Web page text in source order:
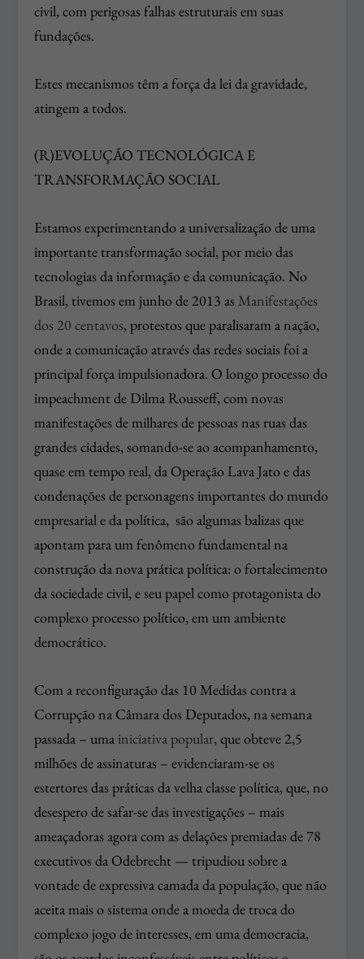
civil, com perigosas falhas estruturais em suas
fundações.
Estes mecanismos têm a força da lei da gravidade,
atingem a todos.
(R)EVOLUÇÃO TECNOLÓGICA E
TRANSFORMAÇÃO SOCIAL
Estamos experimentando a universalização de uma
importante transformação social, por meio das
tecnologias da informação e da comunicação. No
Brasil, tivemos em junho de 2013 as Manifestações
dos 20 centavos, protestos que paralisaram a nação,
onde a comunicação através das redes sociais foi a
principal força impulsionadora. O longo processo do
impeachment de Dilma Rousseff, com novas
manifestações de milhares de pessoas nas ruas das
grandes cidades, somando-se ao acompanhamento,
quase em tempo real, da Operação Lava Jato e das
condenações de personagens importantes do mundo
empresarial e da política, são algumas balizas que
apontam para um fenômeno fundamental na
construção da nova prática política: o fortalecimento
da sociedade civil, e seu papel como protagonista do
complexo processo político, em um ambiente
democrático.
Com a reconfiguração das 10 Medidas contra a
Corrupção na Câmara dos Deputados, na semana
passada – uma iniciativa popular, que obteve 2,5
milhões de assinaturas – evidenciaram-se os
estertores das práticas da velha classe política, que, no
desespero de safar-se das investigações – mais
ameaçadoras agora com as delações premiadas de 78
executivos da Odebrecht — tripudiou sobre a
vontade de expressiva camada da população, que não
aceita mais o sistema onde a moeda de troca do
complexo jogo de interesses, em uma democracia,